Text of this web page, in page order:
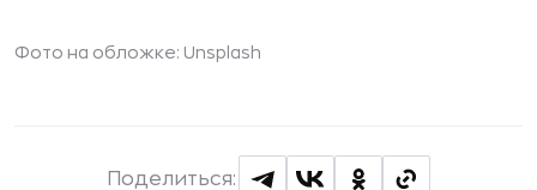
Фото на обложке: Unsplash
Поделиться: